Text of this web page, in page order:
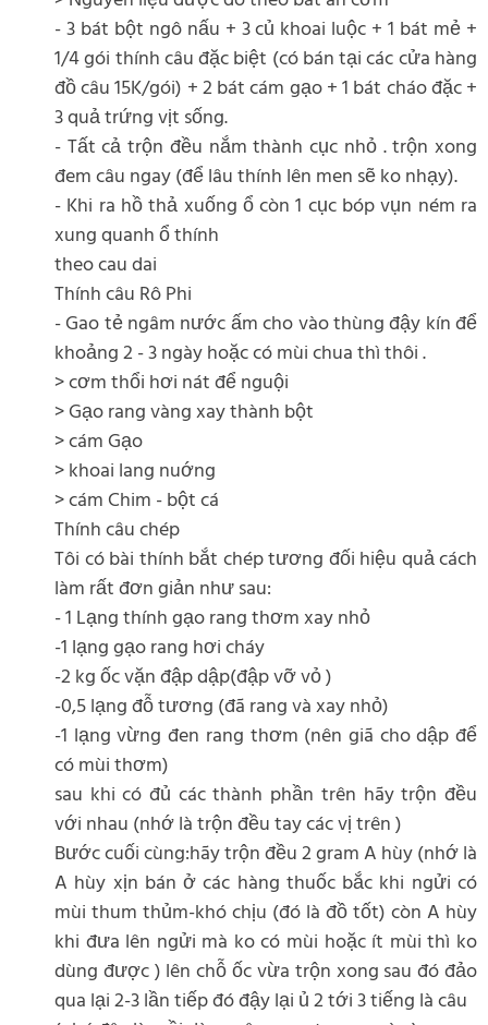
- 3 bát bột ngô nấu + 3 củ khoai luộc + 1 bát mẻ +
1/4 gói thính câu đặc biệt (có bán tại các cửa hàng
đồ câu 15K/gói) + 2 bát cám gạo + 1 bát cháo đặc +
3 quả trứng vịt sống.
- Tất cả trộn đều nắm thành cục nhỏ . trộn xong
đem câu ngay (để lâu thính lên men sẽ ko nhạy).
- Khi ra hồ thả xuống ổ còn 1 cục bóp vụn ném ra
xung quanh ổ thính
theo cau dai
Thính câu Rô Phi
- Gao tẻ ngâm nước ấm cho vào thùng đậy kín để
khoảng 2 - 3 ngày hoặc có mùi chua thì thôi .
> cơm thổi hơi nát để nguội
> Gạo rang vàng xay thành bột
> cám Gạo
> khoai lang nuớng
> cám Chim - bột cá
Thính câu chép
Tôi có bài thính bắt chép tương đối hiệu quả cách
làm rất đơn giản như sau:
- 1 Lạng thính gạo rang thơm xay nhỏ
-1 lạng gạo rang hơi cháy
-2 kg ốc vặn đập dập(đập vỡ vỏ )
-0,5 lạng đỗ tương (đã rang và xay nhỏ)
-1 lạng vừng đen rang thơm (nên giã cho dập để
có mùi thơm)
sau khi có đủ các thành phần trên hãy trộn đều
với nhau (nhớ là trộn đều tay các vị trên )
Bước cuối cùng:hãy trộn đều 2 gram A hùy (nhớ là
A hùy xịn bán ở các hàng thuốc bắc khi ngửi có
mùi thum thủm-khó chịu (đó là đồ tốt) còn A hùy
khi đưa lên ngửi mà ko có mùi hoặc ít mùi thì ko
dùng được ) lên chỗ ốc vừa trộn xong sau đó đảo
qua lại 2-3 lần tiếp đó đậy lại ủ 2 tới 3 tiếng là câu